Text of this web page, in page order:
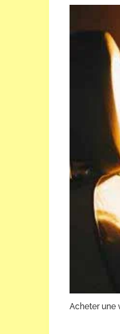
Acheter une